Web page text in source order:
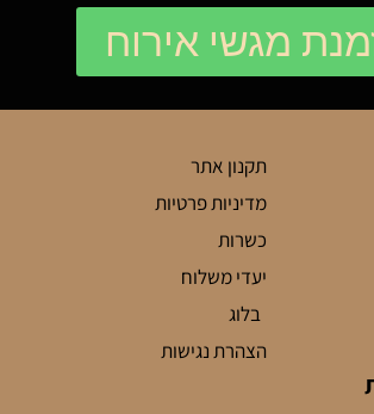
מגשי אירוח
תקנון אתר
מדיניות פרטיות
כשרות
יעדי משלוח
בלוג
הצהרת נגישות